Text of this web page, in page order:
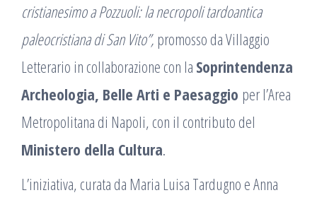
cristianesimo a Pozzuoli: la necropoli tardoantica
paleocristiana di San Vito”, promosso da Villaggio
Letterario in collaborazione con la Soprintendenza
Archeologia, Belle Arti e Paesaggio per l’Area
Metropolitana di Napoli, con il contributo del
Ministero della Cultura.
L’iniziativa, curata da Maria Luisa Tardugno e Anna